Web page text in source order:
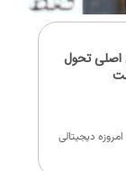
تحول
دیجیتالی